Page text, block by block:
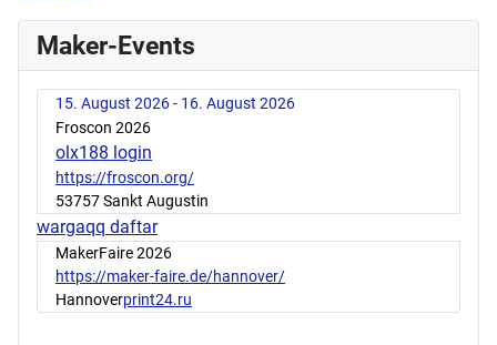
Maker-Events
15. August 2026 - 16. August 2026
Froscon 2026
olx188 login
https://froscon.org/
53757 Sankt Augustin
wargaqq daftar
MakerFaire 2026
https://maker-faire.de/hannover/
Hannoverprint24.ru